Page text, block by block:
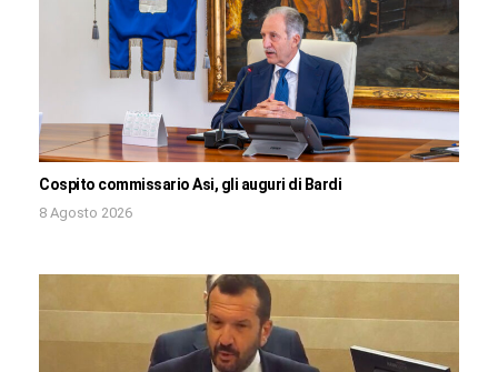
Cospito commissario Asi, gli auguri di Bardi
8 Agosto 2026